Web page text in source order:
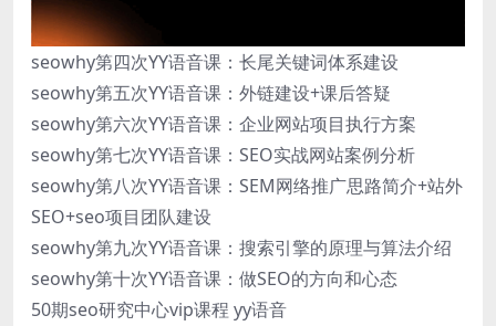
seowhy第四次YY语音课：长尾关键词体系建设
seowhy第五次YY语音课：外链建设+课后答疑
seowhy第六次YY语音课：企业网站项目执行方案
seowhy第七次YY语音课：SEO实战网站案例分析
seowhy第八次YY语音课：SEM网络推广思路简介+站外
SEO+seo项目团队建设
seowhy第九次YY语音课：搜索引擎的原理与算法介绍
seowhy第十次YY语音课：做SEO的方向和心态
50期seo研究中心vip课程 yy语音